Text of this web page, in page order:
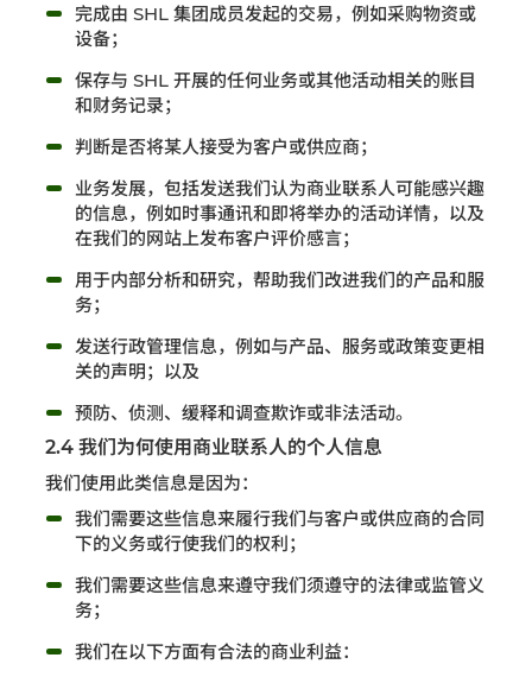
完成由 SHL 集团成员发起的交易，例如采购物资或
设备；
保存与 SHL 开展的任何业务或其他活动相关的账目
和财务记录；
判断是否将某人接受为客户或供应商；
业务发展，包括发送我们认为商业联系人可能感兴趣
的信息，例如时事通讯和即将举办的活动详情，以及
在我们的网站上发布客户评价感言；
用于内部分析和研究，帮助我们改进我们的产品和服
务；
发送行政管理信息，例如与产品、服务或政策变更相
关的声明；以及
预防、侦测、缓释和调查欺诈或非法活动。
2.4 我们为何使用商业联系人的个人信息
我们使用此类信息是因为：
我们需要这些信息来履行我们与客户或供应商的合同
下的义务或行使我们的权利；
我们需要这些信息来遵守我们须遵守的法律或监管义
务；
我们在以下方面有合法的商业利益：